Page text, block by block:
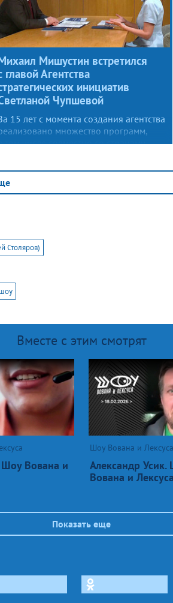
Мишустин встретился
главой Агентства
инициатив
Чупшевой
15 лет с момента создания агентства
множество программ,
том числе совместно со странами
Столяров)
Вместе с этим смотрят
Вована и
Шоу Вована и Лексуса
Александр Усик.
Вована и Лексуса
Показать еще